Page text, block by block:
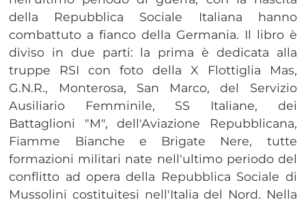
della Repubblica Sociale Italiana hanno
combattuto a fianco della Germania. Il libro è
diviso in due parti: la prima è dedicata alla
truppe RSI con foto della X Flottiglia Mas,
G.N.R., Monterosa, San Marco, del Servizio
Ausiliario Femminile, SS Italiane, dei
Battaglioni "M", dell'Aviazione Repubblicana,
Fiamme Bianche e Brigate Nere, tutte
formazioni militari nate nell'ultimo periodo del
conflitto ad opera della Repubblica Sociale di
Mussolini costituitesi nell'Italia del Nord. Nella